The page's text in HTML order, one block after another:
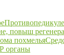
повыш
похмелья
органы